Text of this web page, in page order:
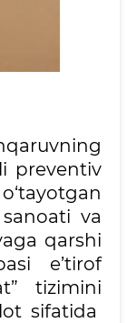
preventiv
va
qarshi
e’tirof
tizimini
sifatida